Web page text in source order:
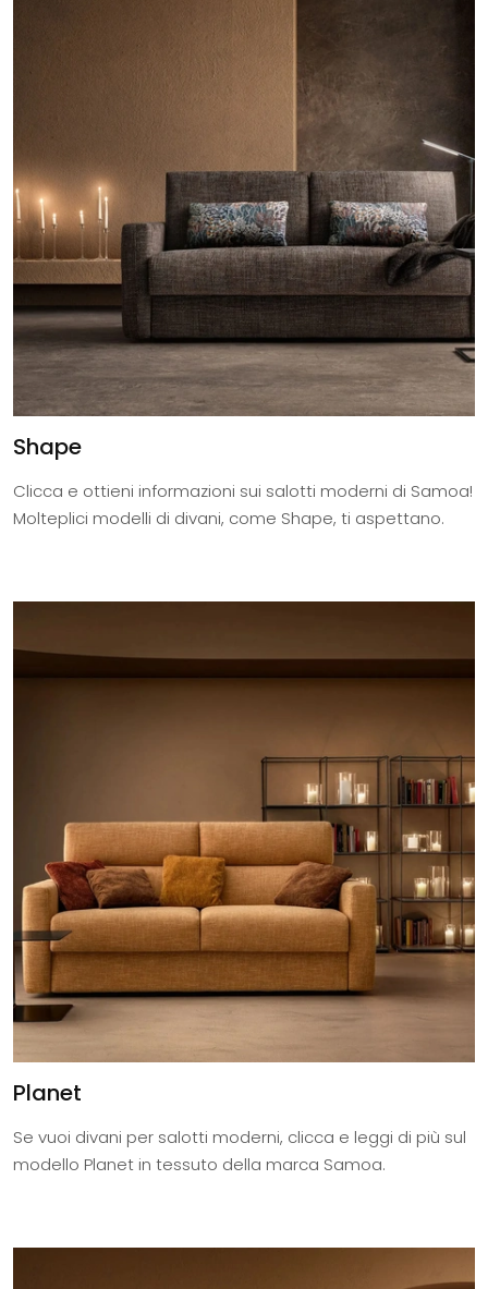
Shape
Clicca e ottieni informazioni sui salotti moderni di Samoa!
Molteplici modelli di divani, come Shape, ti aspettano.
Planet
Se vuoi divani per salotti moderni, clicca e leggi di più sul
modello Planet in tessuto della marca Samoa.